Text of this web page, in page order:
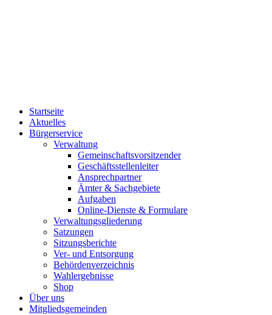
Startseite
Aktuelles
Bürgerservice
Verwaltung
Gemeinschaftsvorsitzender
Geschäftsstellenleiter
Ansprechpartner
Ämter & Sachgebiete
Aufgaben
Online-Dienste & Formulare
Verwaltungsgliederung
Satzungen
Sitzungsberichte
Ver- und Entsorgung
Behördenverzeichnis
Wahlergebnisse
Shop
Über uns
Mitgliedsgemeinden